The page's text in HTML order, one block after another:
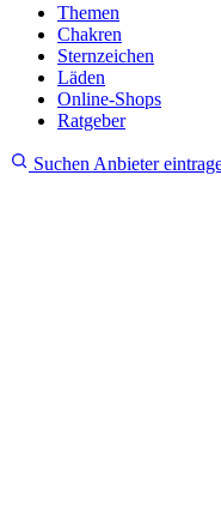
Themen
Chakren
Sternzeichen
Läden
Online-Shops
Ratgeber
Suchen Anbieter